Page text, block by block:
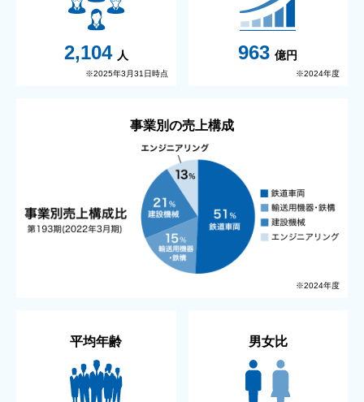
2,104 人
※2025年3月31日時点
963 億円
※2024年度
事業別の売上構成
※2024年度
平均年齢 男女比